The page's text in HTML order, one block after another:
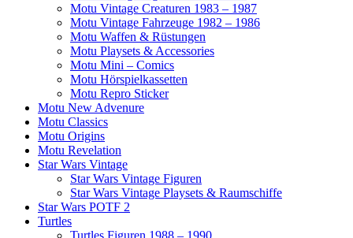
Motu Vintage Creaturen 1983 – 1987
Motu Vintage Fahrzeuge 1982 – 1986
Motu Waffen & Rüstungen
Motu Playsets & Accessories
Motu Mini – Comics
Motu Hörspielkassetten
Motu Repro Sticker
Motu New Advenure
Motu Classics
Motu Origins
Motu Revelation
Star Wars Vintage
Star Wars Vintage Figuren
Star Wars Vintage Playsets & Raumschiffe
Star Wars POTF 2
Turtles
Turtles Figuren 1988 – 1990